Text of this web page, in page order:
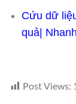
Cứu dữ
quả|
Post Views: